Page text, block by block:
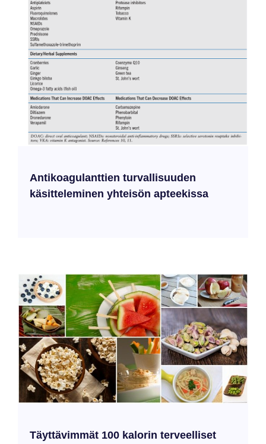
Antikoagulanttien turvallisuuden
käsitteleminen yhteisön apteekissa
Täyttävimmät 100 kalorin terveelliset